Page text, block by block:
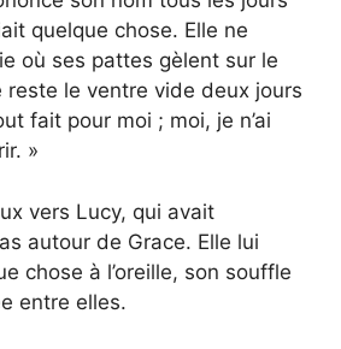
quelque chose. Elle ne
où ses pattes gèlent sur le
le ventre vide deux jours
fait pour moi ; moi, je n’ai
»
vers Lucy, qui avait
autour de Grace. Elle lui
chose à l’oreille, son souffle
entre elles.